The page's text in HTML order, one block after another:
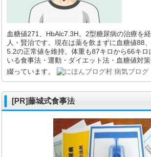
血糖値271、HbAlc7.3H。2型糖尿病の治療を
人・賢治です。現在は薬を飲まずに血糖値88
5.2の正常値を維持。体重も87キロから66キロ
いる食事法・運動・ダイエット法・血糖値対
綴っています。
[PR]藤城式食事法